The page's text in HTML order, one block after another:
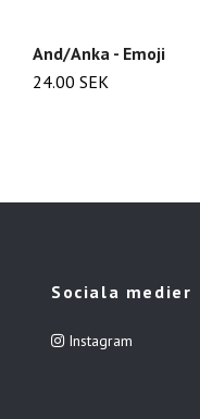
And/Anka - Emoji
24.00 SEK
Sociala medier
Instagram